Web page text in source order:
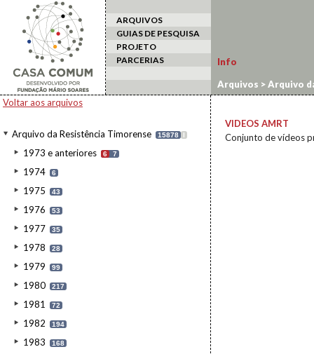
ARQUIVOS
GUIAS DE PESQUISA
PROJETO
PARCERIAS
Voltar aos arquivos
Arquivo da Resistência Timorense 15878 I
1973 e anteriores 6 7
1974 6
1975 43
1976 53
1977 35
1978 28
1979 99
1980 217
1981 72
1982 194
1983 168
Info
Arquivos >Arquivo
VIDEOS AMRT
Conjunto de vídeos